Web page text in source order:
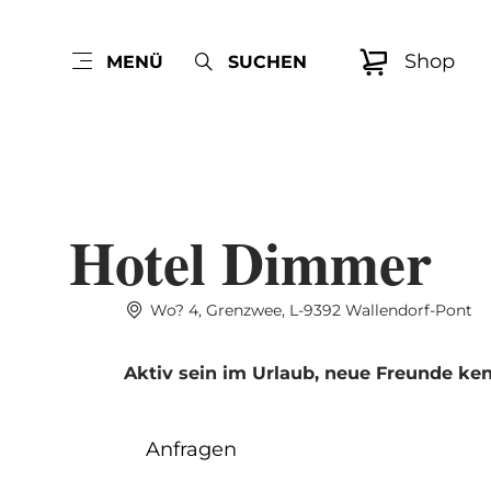
MENÜ SUCHEN Shop
Hotel Dimmer
Wo? 4, Grenzwee, L-9392 Wallendorf-Pont
Aktiv sein im Urlaub, neue Freunde
Anfragen